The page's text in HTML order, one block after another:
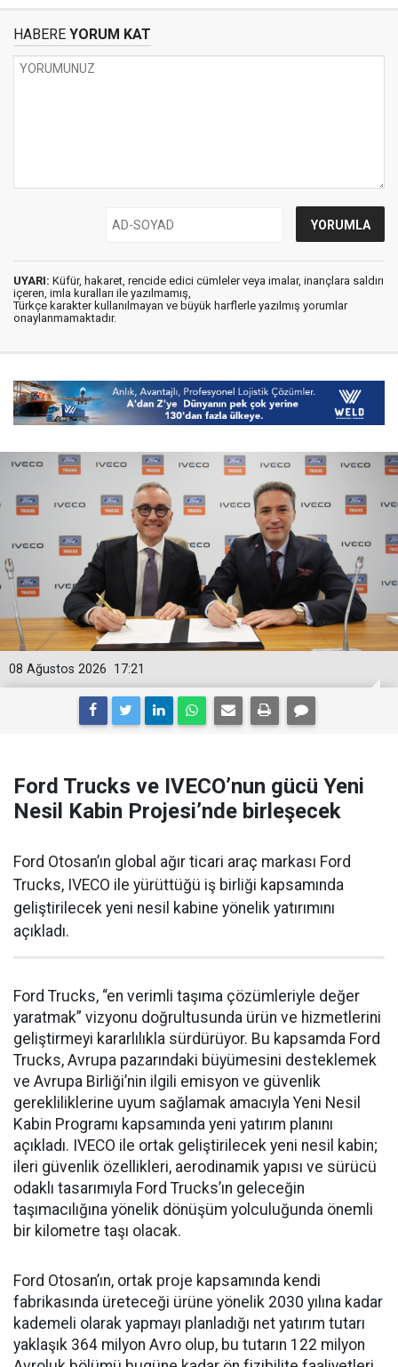
HABERE YORUM KAT
UYARI: Küfür, hakaret, rencide edici cümleler veya imalar, inançlara saldırı
içeren, imla kuralları ile yazılmamış,
Türkçe karakter kullanılmayan ve büyük harflerle yazılmış yorumlar
onaylanmamaktadır.
17:21
08 Ağustos 2026
Ford Trucks ve IVECO’nun gücü Yeni
Nesil Kabin Projesi’nde birleşecek
Ford Otosan’ın global ağır ticari araç markası Ford
Trucks, IVECO ile yürüttüğü iş birliği kapsamında
geliştirilecek yeni nesil kabine yönelik yatırımını
açıkladı.
Ford Trucks, “en verimli taşıma çözümleriyle değer
yaratmak” vizyonu doğrultusunda ürün ve hizmetlerini
geliştirmeyi kararlılıkla sürdürüyor. Bu kapsamda Ford
Trucks, Avrupa pazarındaki büyümesini desteklemek
ve Avrupa Birliği’nin ilgili emisyon ve güvenlik
gerekliliklerine uyum sağlamak amacıyla Yeni Nesil
Kabin Programı kapsamında yeni yatırım planını
açıkladı. IVECO ile ortak geliştirilecek yeni nesil kabin;
ileri güvenlik özellikleri, aerodinamik yapısı ve sürücü
odaklı tasarımıyla Ford Trucks’ın geleceğin
taşımacılığına yönelik dönüşüm yolculuğunda önemli
bir kilometre taşı olacak.
Ford Otosan’ın, ortak proje kapsamında kendi
fabrikasında üreteceği ürüne yönelik 2030 yılına kadar
kademeli olarak yapmayı planladığı net yatırım tutarı
yaklaşık 364 milyon Avro olup, bu tutarın 122 milyon